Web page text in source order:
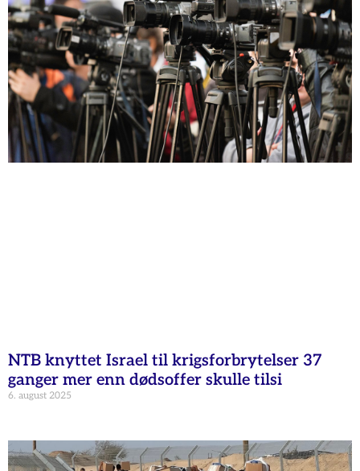
NTB knyttet Israel til krigsforbrytelser 37
ganger mer enn dødsoffer skulle tilsi
6. august 2025